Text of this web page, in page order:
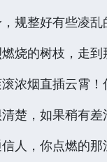
规整好有些凌
烧的树枝，走
浓烟直插云霄
楚，如果稍有
人，你点燃的